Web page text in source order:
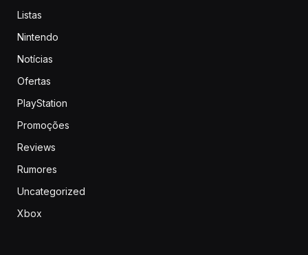
Listas
Nintendo
Notícias
Ofertas
PlayStation
Promoções
Reviews
Rumores
Uncategorized
Xbox